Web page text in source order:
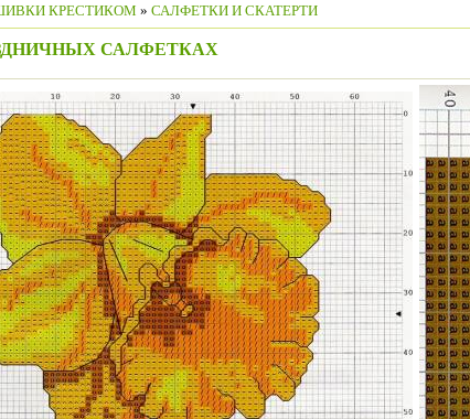
КРЕСТИКОМ » САЛФЕТКИ И СКАТЕРТИ
САЛФЕТКАХ